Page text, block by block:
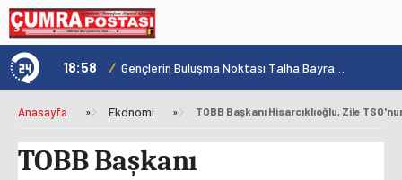
Konya'nın Zengin Mutfağı GastroFest'te Tanıtılacak 18:58 /
Anasayfa » Ekonomi »
TOBB Başkanı